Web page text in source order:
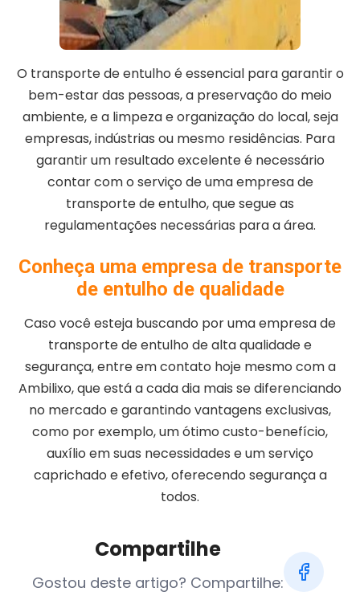
O transporte de entulho é essencial para garantir o
bem-estar das pessoas, a preservação do meio
ambiente, e a limpeza e organização do local, seja
empresas, indústrias ou mesmo residências. Para
garantir um resultado excelente é necessário
contar com o serviço de uma empresa de
transporte de entulho, que segue as
regulamentações necessárias para a área.
Conheça uma empresa de transporte
de entulho de qualidade
Caso você esteja buscando por uma empresa de
transporte de entulho de alta qualidade e
segurança, entre em contato hoje mesmo com a
Ambilixo, que está a cada dia mais se diferenciando
no mercado e garantindo vantagens exclusivas,
como por exemplo, um ótimo custo-benefício,
auxílio em suas necessidades e um serviço
caprichado e efetivo, oferecendo segurança a
todos.
Compartilhe
Gostou deste artigo? Compartilhe: